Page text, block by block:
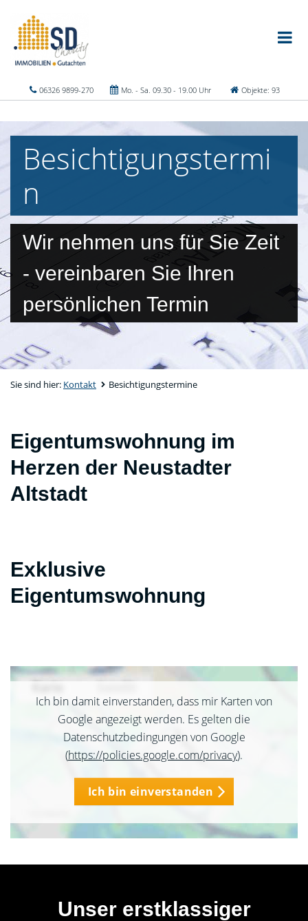
06326 9899-270 Mo. - Sa. 09.30 - 19.00 Uhr Objekte: 93
Besichtigungstermi
n
Wir nehmen uns für Sie Zeit
- vereinbaren Sie Ihren
persönlichen Termin
Sie sind hier: Kontakt Besichtigungstermine
Eigentumswohnung im
Herzen der Neustadter
Altstadt
Exklusive
Eigentumswohnung
Ich bin damit einverstanden, dass mir Karten von
Google angezeigt werden. Es gelten die
Datenschutzbedingungen von Google
(https://policies.google.com/privacy).
Ich bin einverstanden
Unser erstklassiger